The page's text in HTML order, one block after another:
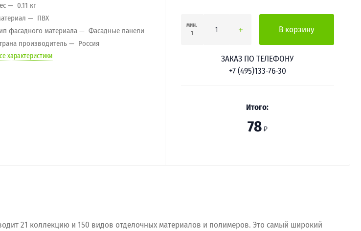
0.11 кг
ПВХ
фасадного материала
Фасадные панели
производитель
Россия
характеристики
мин.
1
В корзину
ЗАКАЗ ПО ТЕЛЕФОНУ
+7 (495)133-76-30
Итого:
78 ₽
21 коллекцию и 150 видов отделочных материалов и полимеров. Это самый широкий